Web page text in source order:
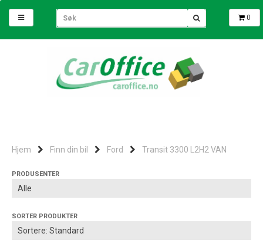
0
Hjem Finn din bil Ford Transit 3300 L2H2 VAN
PRODUSENTER
SORTER PRODUKTER